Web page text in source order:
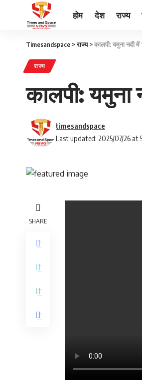
होम देश राज्य
Timesandspace >राज्य>कालपी: यमुना नदी में
राज्य
कालपी: यमुना
Last updated: 2025/07/26 at
timesandspace
SHARE